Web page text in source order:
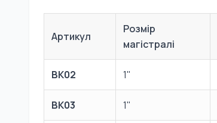
Артикул
Розмір
магістралі
BK02 1"
BK03 1"